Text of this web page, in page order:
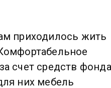
приходилось жить
счет средств
них мебель